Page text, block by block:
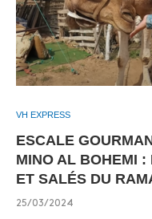
VH EXPRESS
ESCALE
MINO AL BOHEMI :
ET SALÉS DU
25/03/2024